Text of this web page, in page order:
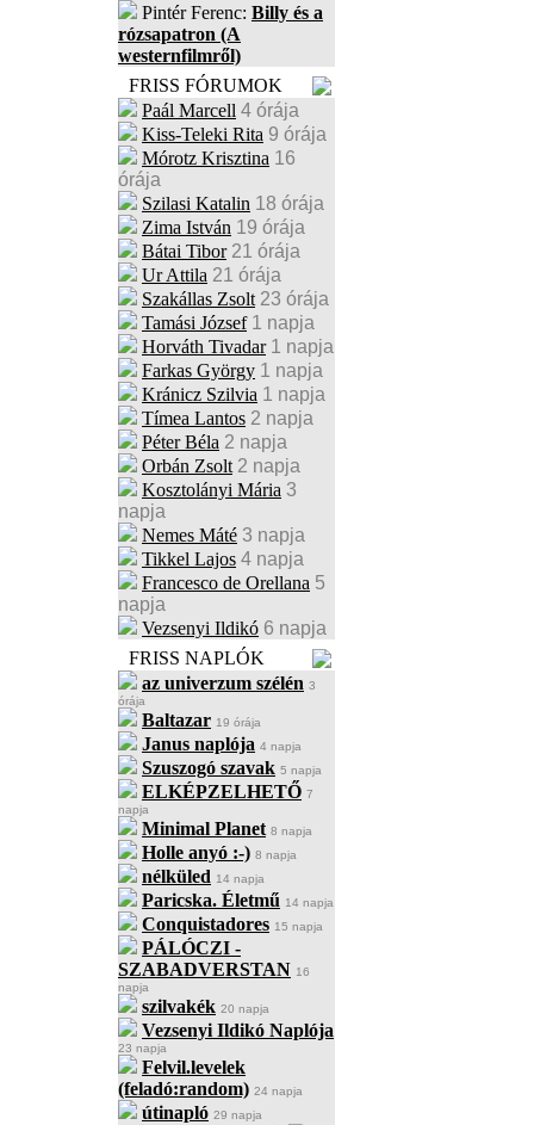
Pintér Ferenc: Billy és a
rózsapatron (A
westernfilmről)
FRISS FÓRUMOK
Paál Marcell 4 órája
Kiss-Teleki Rita 9 órája
Mórotz Krisztina 16
órája
Szilasi Katalin 18 órája
Zima István 19 órája
Bátai Tibor 21 órája
Ur Attila 21 órája
Szakállas Zsolt 23 órája
Tamási József 1 napja
Horváth Tivadar 1 napja
Farkas György 1 napja
Kránicz Szilvia 1 napja
Tímea Lantos 2 napja
Péter Béla 2 napja
Orbán Zsolt 2 napja
Kosztolányi Mária 3
napja
Nemes Máté 3 napja
Tikkel Lajos 4 napja
Francesco de Orellana 5
napja
Vezsenyi Ildikó 6 napja
FRISS NAPLÓK
az univerzum szélén 3
órája
Baltazar 19 órája
Janus naplója 4 napja
Szuszogó szavak 5 napja
ELKÉPZELHETŐ 7
napja
Minimal Planet 8 napja
Holle anyó :-) 8 napja
nélküled 14 napja
Paricska. Életmű 14 napja
Conquistadores 15 napja
PÁLÓCZI -
SZABADVERSTAN 16
napja
szilvakék 20 napja
Vezsenyi Ildikó Naplója
23 napja
Felvil.levelek
(feladó:random) 24 napja
útinapló 29 napja